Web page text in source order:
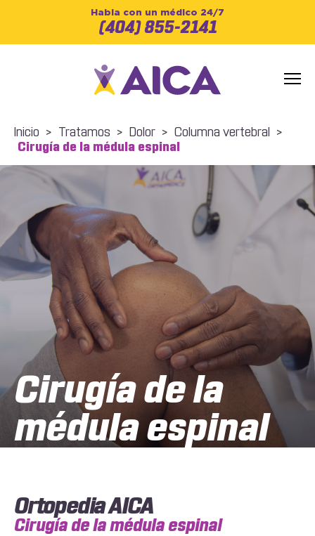
Habla con un médico 24/7
(404) 855-2141
Inicio > Tratamos > Dolor > Columna vertebral >
Cirugía de la médula espinal
Cirugía de la
médula espinal
Ortopedia AICA
Cirugía de la médula espinal